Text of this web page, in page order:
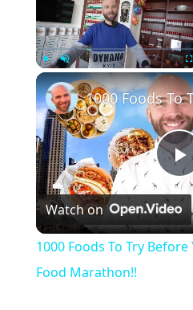
Unmute
Watch on
1000 Foods To Try
Food Marathon!!